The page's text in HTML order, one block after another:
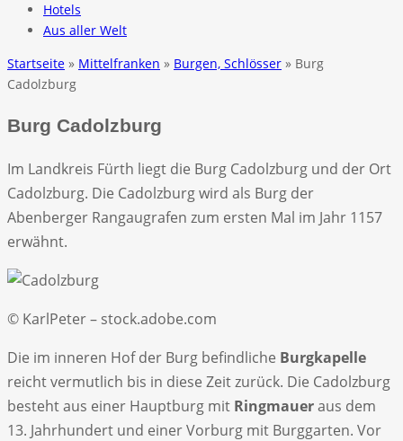
Hotels
Aus aller Welt
Startseite » Mittelfranken » Burgen, Schlösser » Burg
Cadolzburg
Burg Cadolzburg
Im Landkreis Fürth liegt die Burg Cadolzburg und der Ort
Cadolzburg. Die Cadolzburg wird als Burg der
Abenberger Rangaugrafen zum ersten Mal im Jahr 1157
erwähnt.
© KarlPeter – stock.adobe.com
Die im inneren Hof der Burg befindliche Burgkapelle
reicht vermutlich bis in diese Zeit zurück. Die Cadolzburg
besteht aus einer Hauptburg mit Ringmaueraus dem
13. Jahrhundert und einer Vorburg mit Burggarten. Vor